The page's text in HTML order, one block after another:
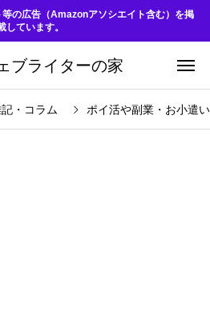
の広告（Amazonアソシエイト含む）を掲
しています。
ブライターの家
・コラム ポイ活や副業・お小遣